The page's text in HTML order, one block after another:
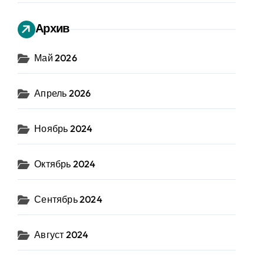
Архив
Май 2026
Апрель 2026
Ноябрь 2024
Октябрь 2024
Сентябрь 2024
Август 2024